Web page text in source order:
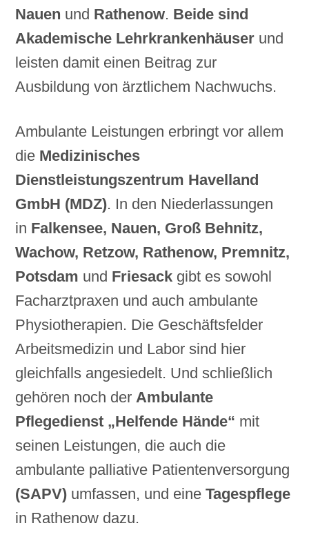
Nauen und Rathenow. Beide sind
Akademische Lehrkrankenhäuser und
leisten damit einen Beitrag zur
Ausbildung von ärztlichem Nachwuchs.
Ambulante Leistungen erbringt vor allem
die Medizinisches
Dienstleistungszentrum Havelland
GmbH (MDZ). In den Niederlassungen
in Falkensee, Nauen, Groß Behnitz,
Wachow, Retzow, Rathenow, Premnitz,
Potsdam und Friesack gibt es sowohl
Facharztpraxen und auch ambulante
Physiotherapien. Die Geschäftsfelder
Arbeitsmedizin und Labor sind hier
gleichfalls angesiedelt. Und schließlich
gehören noch derAmbulante
Pflegedienst „Helfende Hände“ mit
seinen Leistungen, die auch die
ambulante palliative Patientenversorgung
(SAPV) umfassen, und eineTagespflege
in Rathenow dazu.